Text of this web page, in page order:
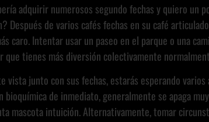
adquirir numerosos segundo fechas y quiero un
Después de varios cafés fechas en su café
caro. Intentar usar un paseo en el parque o una
tienes más diversión colectivamente
junto con sus fechas, estarás esperando
de inmediato, generalmente se apaga
mascota intuición. Alternativamente, tomar